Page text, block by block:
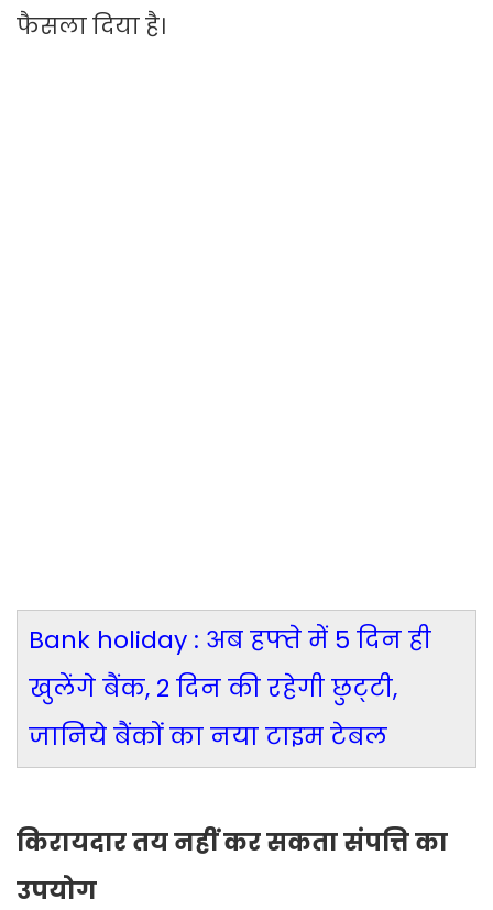
फैसला दिया है।
Bank holiday : अब हफ्ते में 5 दिन ही
खुलेंगे बैंक, 2 दिन की रहेगी छुट्‌टी,
जानिये बैंकों का नया टाइम टेबल
किरायदार तय नहीं कर सकता संपत्ति का
उपयोग